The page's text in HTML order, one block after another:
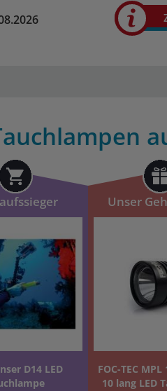
Unser
D14 LED
FOC-TEC
10 lang LED